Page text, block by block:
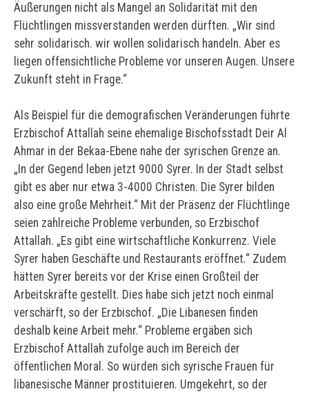
Äußerungen nicht als Mangel an Solidarität mit den
Flüchtlingen missverstanden werden dürften. „Wir sind
sehr solidarisch. wir wollen solidarisch handeln. Aber es
liegen offensichtliche Probleme vor unseren Augen. Unsere
Zukunft steht in Frage.“
Als Beispiel für die demografischen Veränderungen führte
Erzbischof Attallah seine ehemalige Bischofsstadt Deir Al
Ahmar in der Bekaa-Ebene nahe der syrischen Grenze an.
„In der Gegend leben jetzt 9000 Syrer. In der Stadt selbst
gibt es aber nur etwa 3-4000 Christen. Die Syrer bilden
also eine große Mehrheit.“ Mit der Präsenz der Flüchtlinge
seien zahlreiche Probleme verbunden, so Erzbischof
Attallah. „Es gibt eine wirtschaftliche Konkurrenz. Viele
Syrer haben Geschäfte und Restaurants eröffnet.“ Zudem
hätten Syrer bereits vor der Krise einen Großteil der
Arbeitskräfte gestellt. Dies habe sich jetzt noch einmal
verschärft, so der Erzbischof. „Die Libanesen finden
deshalb keine Arbeit mehr.“ Probleme ergäben sich
Erzbischof Attallah zufolge auch im Bereich der
öffentlichen Moral. So würden sich syrische Frauen für
libanesische Männer prostituieren. Umgekehrt, so der